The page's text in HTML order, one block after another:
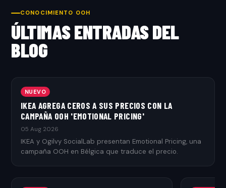
CONOCIMIENTO OOH
ÚLTIMAS ENTRADAS DEL
BLOG
NUEVO
IKEA AGREGA CEROS A SUS PRECIOS CON LA
CAMPAÑA OOH 'EMOTIONAL PRICING'
05 Aug 2026
IKEA y Ogilvy SocialLab presentan Emotional Pricing, una
campaña OOH en Bélgica que traduce el precio.